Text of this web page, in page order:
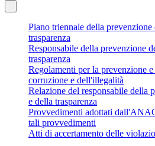
Piano triennale della
trasparenza
Responsabile della prevenzione
trasparenza
Regolamenti per la prevenzione
corruzione e dell'illegalità
Relazione del responsabile della
e della trasparenza
Provvedimenti adottati
tali provvedimenti
Atti di accertamento delle